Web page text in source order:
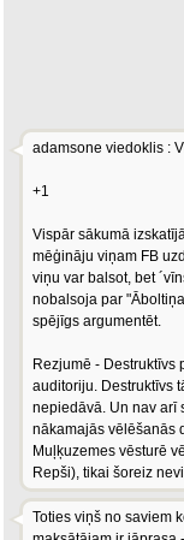
adamsone viedoklis :
+1
Vispār sākumā
mēģināju viņam FB
viņu var balsot, bet
nobalsoja par
spējīgs argumentēt.
Rezjumē - Destruktīvs
auditoriju. Destruktīvs
nepiedāvā. Un nav arī
nākamajās vēlēšanās
Muļķuzemes vēsturē
Repši), tikai šoreiz
Toties viņš no saviem